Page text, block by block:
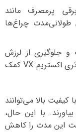
پرمصرف مانند
چراغ‌ها
و جلوگیری از لرزش
باتری در جای خود به افزایش طول عمر باتری اکستریم VX کمک
به‌طور متوسط، باتری‌های اتمی اکستریم VX با کیفیت بالا می‌توانند
کیلومتر دوام بیاورند. با این حال،
این مدت را کاهش